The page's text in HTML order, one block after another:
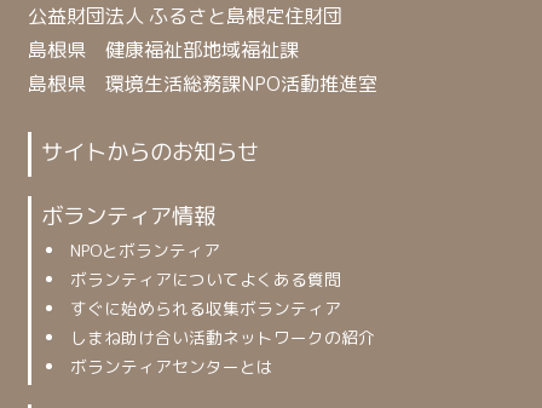
公益財団法人 ふるさと島根定住財団
島根県 健康福祉部地域福祉課
島根県 環境生活総務課NPO活動推進室
サイトからのお知らせ
ボランティア情報
NPOとボランティア
ボランティアについてよくある質問
すぐに始められる収集ボランティア
しまね助け合い活動ネットワークの紹介
ボランティアセンターとは